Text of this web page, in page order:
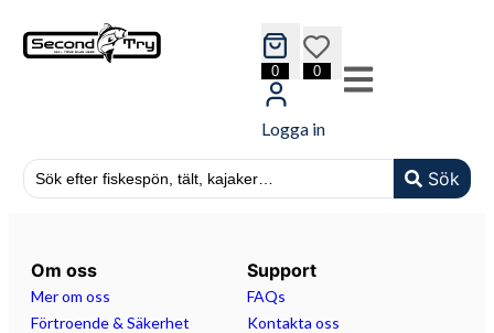
Sök
cart
0 wishlist
0
Logga in
Om oss
Mer om oss
Förtroende & Säkerhet
Support
FAQs
Kontakta oss